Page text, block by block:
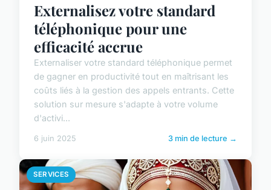
Externalisez votre standard
téléphonique pour une
efficacité accrue
Externaliser votre standard téléphonique permet
de gagner en productivité tout en maîtrisant les
coûts liés à la gestion des appels entrants. Cette
solution sur mesure s'adapte à votre volume
d'activi...
6 juin 2025 3 min de lecture →
SERVICES